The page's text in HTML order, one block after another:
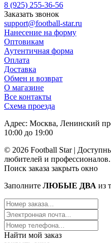
8 (925) 255-36-56
Заказать звонок
support@football-star.ru
Нанесение на форму
Оптовикам
Аутентичная форма
Оплата
Доставка
Обмен и возврат
О магазине
Все контакты
Схема проезда
Адрес: Москва, Ленинский
10:00 до 19:00
© 2026 Football Star |
любителей и профессионалов.
Поиск заказа закрыть окно
Заполните ЛЮБЫЕ ДВА из
Найти мой заказ